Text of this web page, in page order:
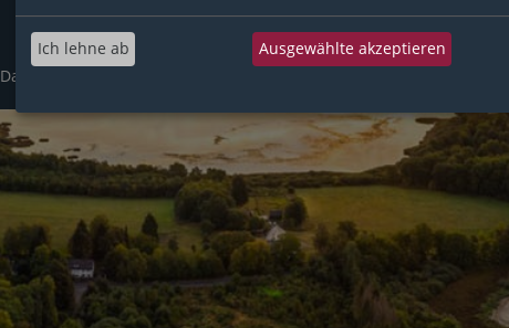
Neues ILIAS-Konto registrieren
Datenschutzerklärung
Ich lehne ab Ausgewählte akzeptieren